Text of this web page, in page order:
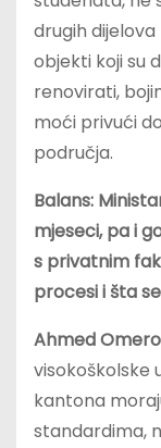
drugih
objekti koji su
renovirati,
moći privući
područja.
Balans:
mjeseci, pa i
s privatnim
procesi i šta
Ahmed
visokoškolske
kantona
standardima,